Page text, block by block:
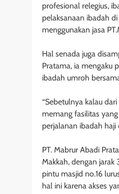
profesional relegius,
pelaksanaan ibadah
menggunakan jasa
Hal senada juga
Pratama, ia mengaku
ibadah umroh
“Sebetulnya kalau
memang fasilitas
perjalanan ibadah
PT. Mabrur Abadi
Makkah, dengan
pintu masjid no.16
hal ini karena akses